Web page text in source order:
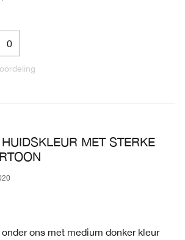
0
MET STERKE
ons met medium donker kleur